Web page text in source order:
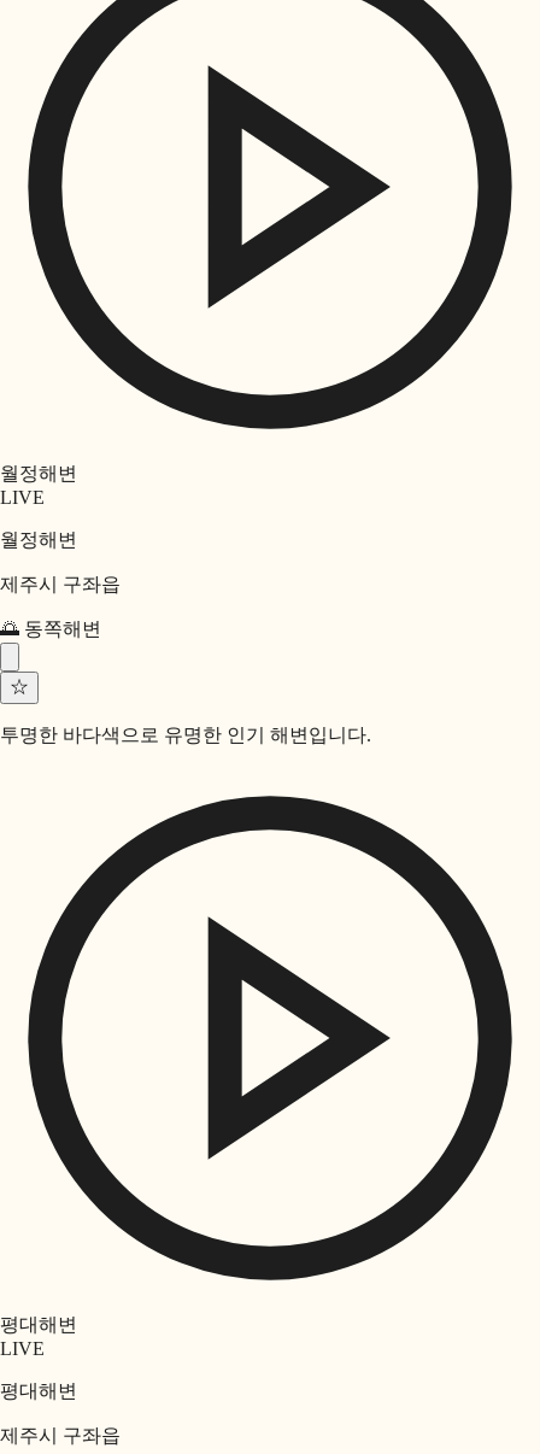
월정해변
LIVE
월정해변
제주시 구좌읍
🌅 동쪽해변
☆
투명한 바다색으로 유명한 인기 해변입니다.
평대해변
LIVE
평대해변
제주시 구좌읍